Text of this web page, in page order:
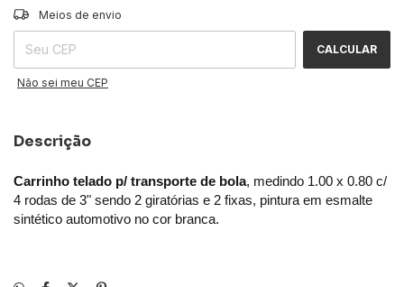
Entregas para o CEP:
Meios de envio
CALCULAR
Não sei meu CEP
Descrição
Carrinho telado p/ transporte de bola, medindo 1.00 x 0.80 c/
4 rodas de 3" sendo 2 giratórias e 2 fixas, pintura em esmalte
sintético automotivo no cor branca.